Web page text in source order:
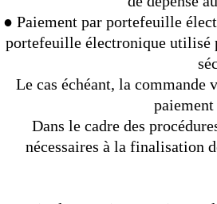
● Paiement par portefeuille
portefeuille électronique utilisé
Le cas échéant, la commande
Dans le cadre des
nécessaires à la finalisation